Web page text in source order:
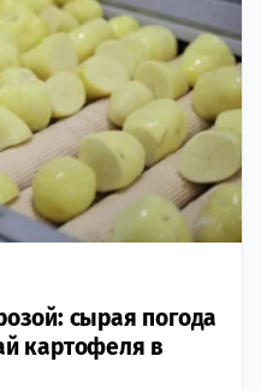
сырая погода
картофеля в